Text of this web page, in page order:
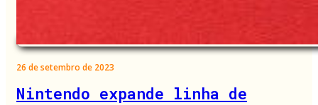
26 de setembro de 2023
Nintendo expande linha de